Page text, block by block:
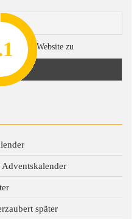
dieser Website zu
später